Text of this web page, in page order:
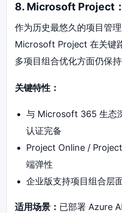
8. Microsoft Project
作为历史最悠久的项目管理
Microsoft Project 在关键
多项目组合优化方面仍保持
关键特性：
与 Microsoft 365 生态
认证完备
Project Online /
端弹性
企业版支持项目组合层
适用场景： 已部署 Azure